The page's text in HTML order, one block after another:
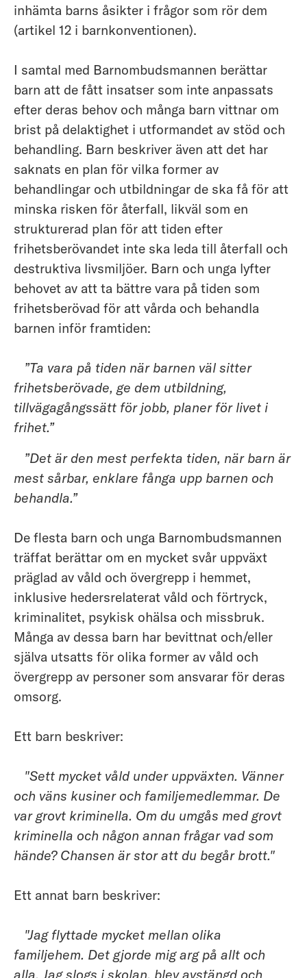
inhämta barns åsikter i frågor som rör dem
(artikel 12 i barnkonventionen).
I samtal med Barnombudsmannen berättar
barn att de fått insatser som inte anpassats
efter deras behov och många barn vittnar om
brist på delaktighet i utformandet av stöd och
behandling. Barn beskriver även att det har
saknats en plan för vilka former av
behandlingar och utbildningar de ska få för att
minska risken för återfall, likväl som en
strukturerad plan för att tiden efter
frihetsberövandet inte ska leda till återfall och
destruktiva livsmiljöer. Barn och unga lyfter
behovet av att ta bättre vara på tiden som
frihetsberövad för att vårda och behandla
barnen inför framtiden:
”Ta vara på tiden när barnen väl sitter
frihetsberövade, ge dem utbildning,
tillvägagångssätt för jobb, planer för livet i
frihet.”
”Det är den mest perfekta tiden, när barn är
mest sårbar, enklare fånga upp barnen och
behandla.”
De flesta barn och unga Barnombudsmannen
träffat berättar om en mycket svår uppväxt
präglad av våld och övergrepp i hemmet,
inklusive hedersrelaterat våld och förtryck,
kriminalitet, psykisk ohälsa och missbruk.
Många av dessa barn har bevittnat och/eller
själva utsatts för olika former av våld och
övergrepp av personer som ansvarar för deras
omsorg.
Ett barn beskriver:
"Sett mycket våld under uppväxten. Vänner
och väns kusiner och familjemedlemmar. De
var grovt kriminella. Om du umgås med grovt
kriminella och någon annan frågar vad som
hände? Chansen är stor att du begår brott."
Ett annat barn beskriver:
"Jag flyttade mycket mellan olika
familjehem. Det gjorde mig arg på allt och
alla. Jag slogs i skolan, blev avstängd och